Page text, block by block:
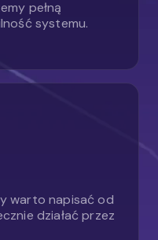
pełną
systemu.
warto napisać od
działać przez